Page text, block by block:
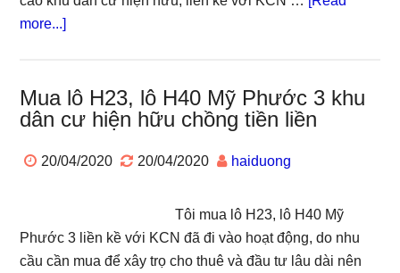
more...]about
lô
H19
lô
Phước
3
Mua lô H23, lô H40 Mỹ Phước 3 khu
dân cư hiện hữu chồng tiền liền
20/04/2020 20/04/2020 haiduong
Tôi mua lô H23, lô H40 Mỹ
Phước 3 liền kề với KCN đã đi vào hoạt động, do nhu
cầu cần mua để xây trọ cho thuê và đầu tư lâu dài nên